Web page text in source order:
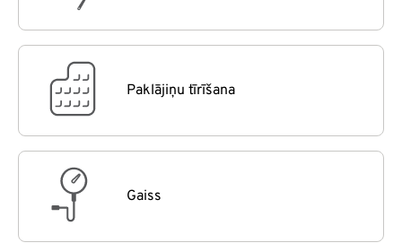
Paklājiņu tīrīšana
Gaiss